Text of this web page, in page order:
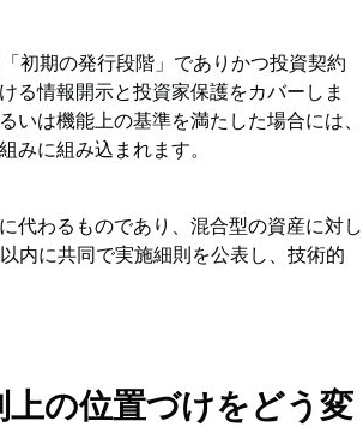
初期の発行段階」でありかつ投資契約
る情報開示と投資家保護をカバーしま
は機能上の基準を満たした場合には、
みに組み込まれます。
代わるものであり、混合型の資産に対し
内に共同で実施細則を公表し、技術的
の位置づけをどう変